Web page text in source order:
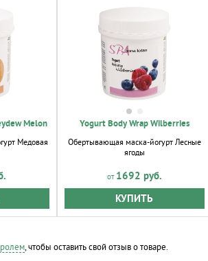
Melon
Медовая
Yogurt Body Wrap Wilberries
Обертывающая маска-йогурт Лесные
ягоды
1692 руб.
КУПИТЬ
, чтобы оставить свой отзыв о товаре.